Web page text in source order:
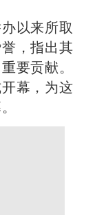
以来所取
，指出其
要贡献。
幕，为这